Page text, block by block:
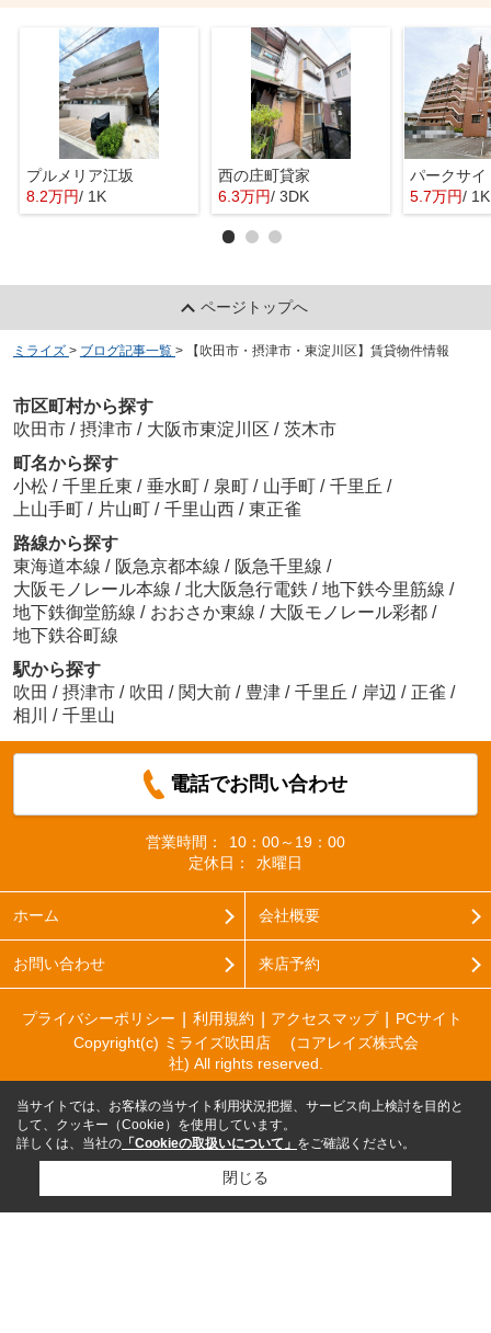
プルメリア江坂
8.2万円/ 1K
西の庄町貸家
6.3万円/ 3DK
パークサイ
5.7万円/ 1K
ページトップへ
ミライズ > ブログ記事一覧 > 【吹田市・摂津市・東淀川区】賃貸物件情報
市区町村から探す
吹田市 / 摂津市 / 大阪市東淀川区 / 茨木市
町名から探す
小松 / 千里丘東 / 垂水町 / 泉町 / 山手町 / 千里丘 /
上山手町 / 片山町 / 千里山西 / 東正雀
路線から探す
東海道本線 / 阪急京都本線 / 阪急千里線 /
大阪モノレール本線 / 北大阪急行電鉄 / 地下鉄今里筋線 /
地下鉄御堂筋線 / おおさか東線 / 大阪モノレール彩都 /
地下鉄谷町線
駅から探す
吹田 / 摂津市 / 吹田 / 関大前 / 豊津 / 千里丘 / 岸辺 / 正雀 /
相川
/ 千里山
電話でお問い合わせ
営業時間：
10：00～19：00
定休日：
水曜日
ホーム 会社概要
お問い合わせ 来店予約
プライバシーポリシー 利用規約 アクセスマップ
PCサイト
Copyright(c) ミライズ吹田店 (コアレイズ株式会
社) All rights reserved.
当サイトでは、お客様の当サイト利用状況把握、サービス向上検討を目的と
して、クッキー（Cookie）を使用しています。
詳しくは、当社の 「Cookieの取扱いについて」 をご確認ください。
閉じる